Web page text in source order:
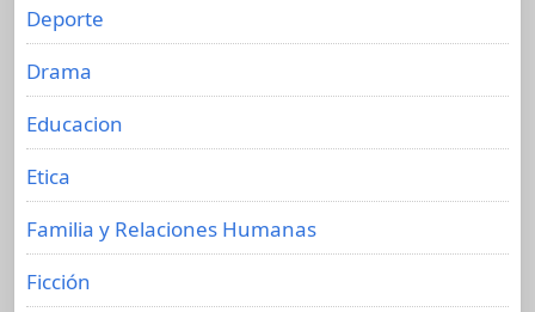
Deporte
Drama
Educacion
Etica
Familia y Relaciones Humanas
Ficción